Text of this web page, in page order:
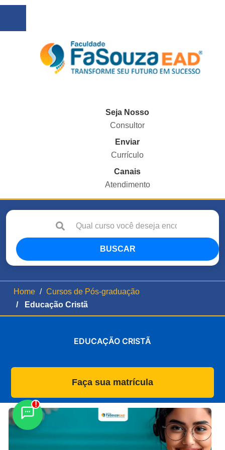
Seja Nosso
Consultor
Enviar
Currículo
Canais
Atendimento
BUSCAR
Home
Cursos de Pós-graduação
Educação Cristã
EDUCAÇÃO CRISTÃ
Faça sua matrícula
!